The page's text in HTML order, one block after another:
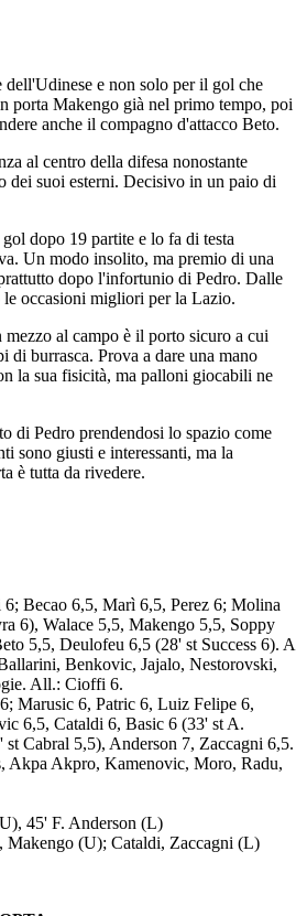
e non solo per il gol che
porta Makengo già nel primo tempo, poi
anche il compagno d'attacco Beto.
al centro della difesa nonostante
dei suoi esterni. Decisivo in un paio di
dopo 19 partite e lo fa di testa
Un modo insolito, ma premio di una
dopo l'infortunio di Pedro. Dalle
le occasioni migliori per la Lazio.
mezzo al campo è il porto sicuro a cui
di burrasca. Prova a dare una mano
la sua fisicità, ma palloni giocabili ne
di Pedro prendendosi lo spazio come
sono giusti e interessanti, ma la
è tutta da rivedere.
6; Becao 6,5, Marì 6,5, Perez 6; Molina
6), Walace 5,5, Makengo 5,5, Soppy
5,5, Deulofeu 6,5 (28' st Success 6). A
Benkovic, Jajalo, Nestorovski,
All.: Cioffi 6.
Marusic 6, Patric 6, Luiz Felipe 6,
6,5, Cataldi 6, Basic 6 (33' st A.
Cabral 5,5), Anderson 7, Zaccagni 6,5.
Akpa Akpro, Kamenovic, Moro, Radu,
45' F. Anderson (L)
Makengo (U); Cataldi, Zaccagni (L)